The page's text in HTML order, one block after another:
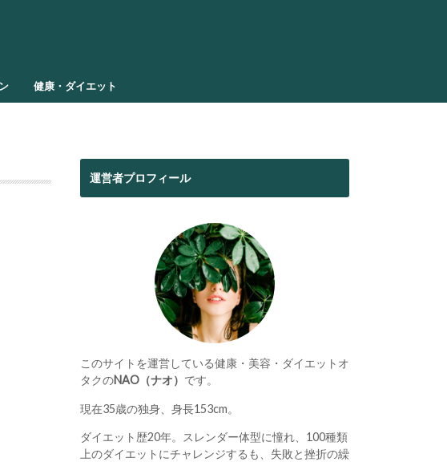
健康・ダイエット
運営者プロフィール
このサイトを運営している健康・美容・ダイエットオ
タクのNAO（ナオ） です。
現在35歳の独身、身長153cm。
ダイエット歴20年。スレンダー体型に憧れ、100種類
上のダイエットにチャレンジするも、失敗と挫折の繰